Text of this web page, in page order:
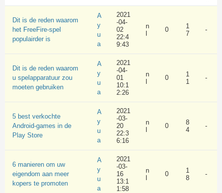
Dit is de reden waarom
het FreeFire-spel
populairder is
A
y
u
a
2021
-04-
02
22:4
9:43
n
0
1
7
-
Dit is de reden waarom
u spelapparatuur zou
moeten gebruiken
A
y
u
a
2021
-04-
01
10:1
2:26
n
0
1
1
-
5 best verkochte
Android-games in de
Play Store
A
y
u
a
2021
-03-
20
22:3
6:16
n
0
8
4
-
6 manieren om uw
eigendom aan meer
kopers te promoten
A
y
u
a
2021
-03-
16
13:1
1:58
n
0
1
8
-